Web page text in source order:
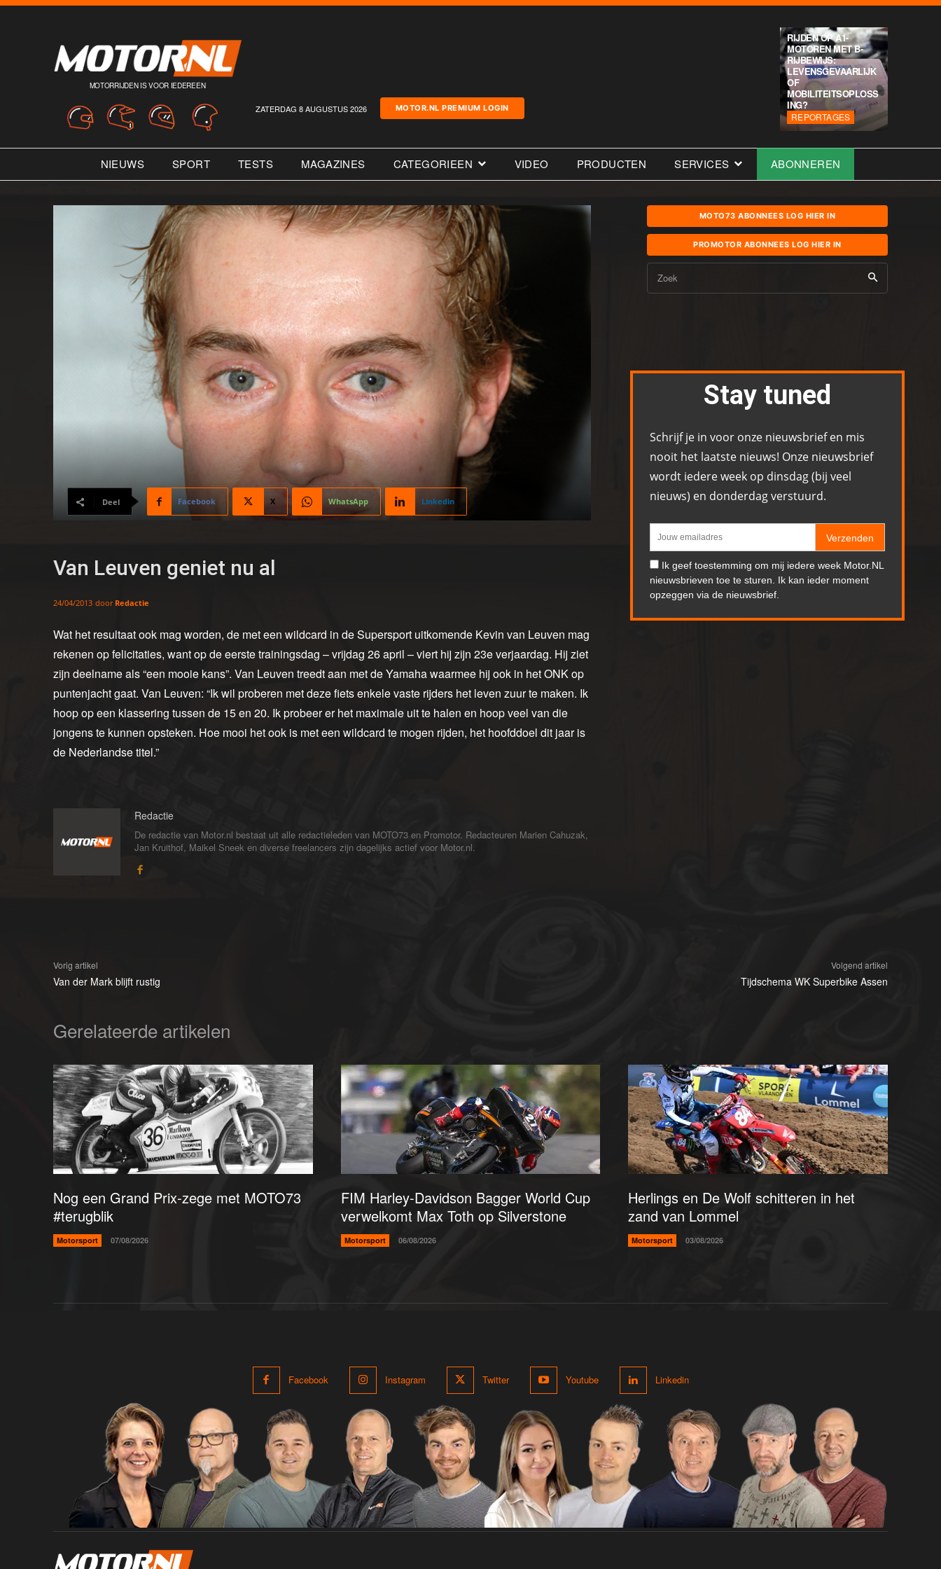
MOTORRIJDEN IS VOOR IEDEREEN
ZATERDAG 8 AUGUSTUS 2026 MOTOR.NL PREMIUM LOGIN
RIJDEN OP A1-
MOTOREN MET B-
RIJBEWIJS:
LEVENSGEVAARLIJK
OF
MOBILITEITSOPLOSS
ING?
REPORTAGES
NIEUWS SPORT TESTS MAGAZINES CATEGORIEEN VIDEO PRODUCTEN SERVICES ABONNEREN
Deel Facebook X WhatsApp Linkedin
Van Leuven geniet nu al
24/04/2013 door Redactie
Wat het resultaat ook mag worden, de met een wildcard in de Supersport uitkomende Kevin van Leuven mag
rekenen op felicitaties, want op de eerste trainingsdag – vrijdag 26 april – viert hij zijn 23e verjaardag. Hij ziet
zijn deelname als “een mooie kans”. Van Leuven treedt aan met de Yamaha waarmee hij ook in het ONK op
puntenjacht gaat. Van Leuven: “Ik wil proberen met deze fiets enkele vaste rijders het leven zuur te maken. Ik
hoop op een klassering tussen de 15 en 20. Ik probeer er het maximale uit te halen en hoop veel van die
jongens te kunnen opsteken. Hoe mooi het ook is met een wildcard te mogen rijden, het hoofddoel dit jaar is
de Nederlandse titel.”
Redactie
De redactie van Motor.nl bestaat uit alle redactieleden van MOTO73 en Promotor. Redacteuren Marien Cahuzak,
Jan Kruithof, Maikel Sneek en diverse freelancers zijn dagelijks actief voor Motor.nl.
MOTO73 ABONNEES LOG HIER IN
PROMOTOR ABONNEES LOG HIER IN
Zoek
Stay tuned
Schrijf je in voor onze nieuwsbrief en mis
nooit het laatste nieuws! Onze nieuwsbrief
wordt iedere week op dinsdag (bij veel
nieuws) en donderdag verstuurd.
Verzenden
Ik geef toestemming om mij iedere week Motor.NL
nieuwsbrieven toe te sturen. Ik kan ieder moment
opzeggen via de nieuwsbrief.
Vorig artikel
Van der Mark blijft rustig
Volgend artikel
Tijdschema WK Superbike Assen
Gerelateerde artikelen
Nog een Grand Prix-zege met MOTO73
#terugblik
Motorsport 07/08/2026
FIM Harley-Davidson Bagger World Cup
verwelkomt Max Toth op Silverstone
Motorsport 06/08/2026
Herlings en De Wolf schitteren in het
zand van Lommel
Motorsport 03/08/2026
Facebook Instagram Twitter Youtube Linkedin